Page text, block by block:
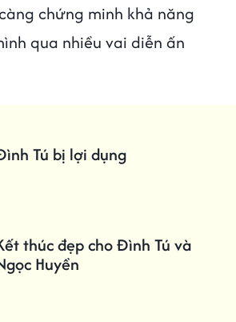
chứng minh khả năng
qua nhiều vai diễn ấn
Tú bị lợi dụng
thúc đẹp cho Đình Tú và
Huyền